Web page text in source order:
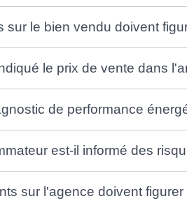
sur le bien vendu doivent
le prix de vente dans
de performance
est-il informé des
sur l'agence doivent